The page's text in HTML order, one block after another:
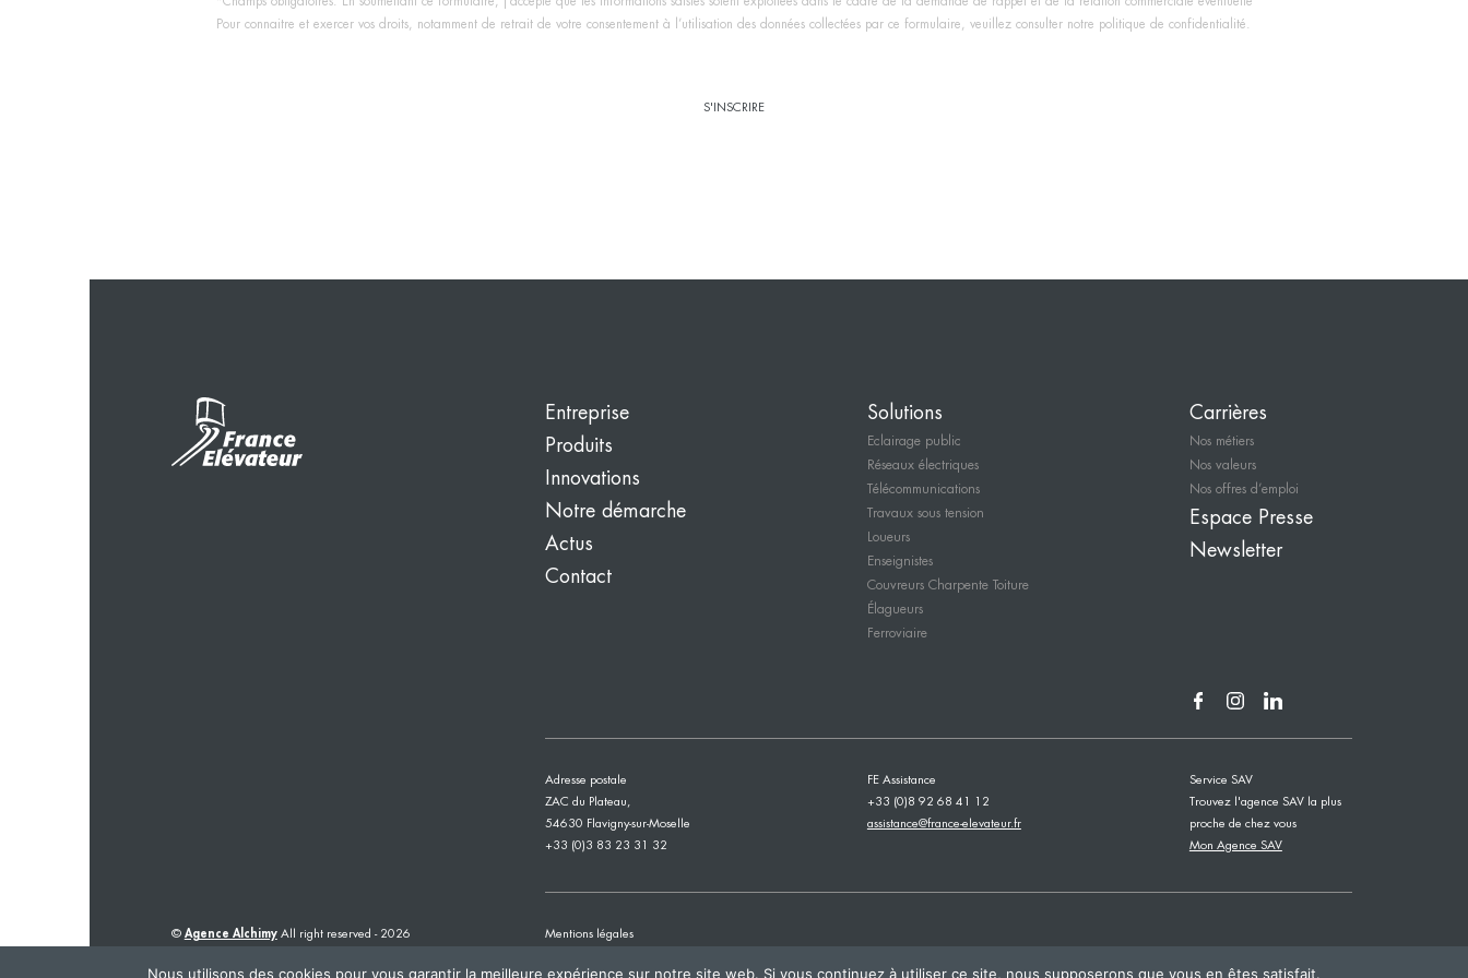
Pour connaitre et exercer vos droits, notamment de retrait de votre consentement à l’utilisation des données collectées par ce formulaire, veuillez consulter notre politique de confidentialité.
Entreprise
Produits
Innovations
Notre démarche
Actus
Contact
Solutions
Eclairage public
Réseaux électriques
Télécommunications
Travaux sous tension
Loueurs
Enseignistes
Couvreurs Charpente Toiture
Élagueurs
Ferroviaire
Carrières
Nos métiers
Nos valeurs
Nos offres d’emploi
Espace Presse
Newsletter
Adresse postale
ZAC du Plateau,
54630 Flavigny-sur-Moselle
+33 (0)3 83 23 31 32
FE Assistance
+33 (0)8 92 68 41 12
assistance@france-elevateur.fr
Service SAV
Trouvez l'agence SAV la plus
proche de chez vous
Mon Agence SAV
© Agence AlchimyAll right reserved - 2026 Mentions légales
Nous utilisons des cookies pour vous garantir la meilleure expérience sur notre site web. Si vous continuez à utiliser ce site, nous supposerons que vous en êtes satisfait.